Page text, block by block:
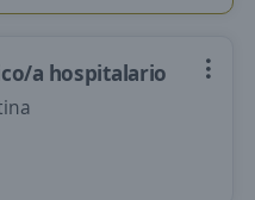
a hospitalario